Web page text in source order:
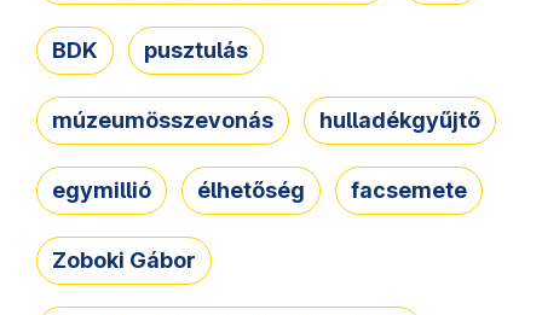
BDK pusztulás
múzeumösszevonás hulladékgyűjtő
egymillió élhetőség facsemete
Zoboki Gábor